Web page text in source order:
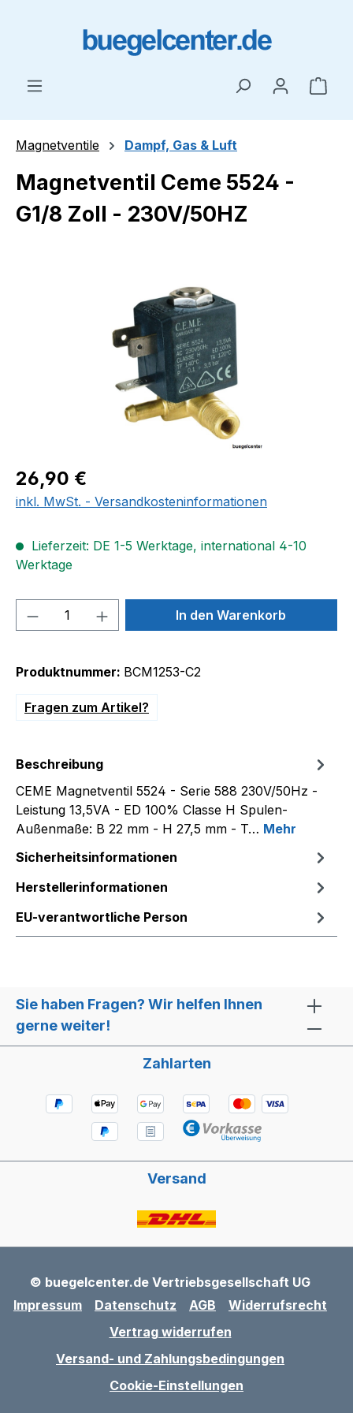
Magnetventile Dampf, Gas & Luft
Magnetventil Ceme 5524 -
G1/8 Zoll - 230V/50HZ
Regulärer Preis:
26,90 €
inkl. MwSt. - Versandkosteninformationen
Lieferzeit: DE 1-5 Werktage, international 4-10
Werktage
Produkt Anzahl: Gib denIn den Warenkorb
Produktnummer: BCM1253-C2
Fragen zum Artikel?
Beschreibung
CEME Magnetventil 5524 - Serie 588 230V/50Hz -
Leistung 13,5VA - ED 100% Classe H Spulen-
Außenmaße: B 22 mm - H 27,5 mm - T… Mehr
Sicherheitsinformationen
Herstellerinformationen
EU-verantwortliche Person
Sie haben Fragen? Wir helfen Ihnen
gerne weiter!
Zahlarten
Versand
© buegelcenter.de Vertriebsgesellschaft UG
Impressum
Datenschutz AGB
Widerrufsrecht
Vertrag widerrufen
Versand- und Zahlungsbedingungen
Cookie-Einstellungen